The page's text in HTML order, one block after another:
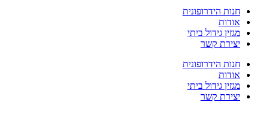
חנות הידרופונית
אודות
מגזין גידול ביתי
יצירת קשר
חנות הידרופונית
אודות
מגזין גידול ביתי
יצירת קשר